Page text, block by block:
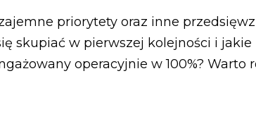
priorytety oraz inne
skupiać w pierwszej kolejności i jakie
operacyjnie w 100%? Warto